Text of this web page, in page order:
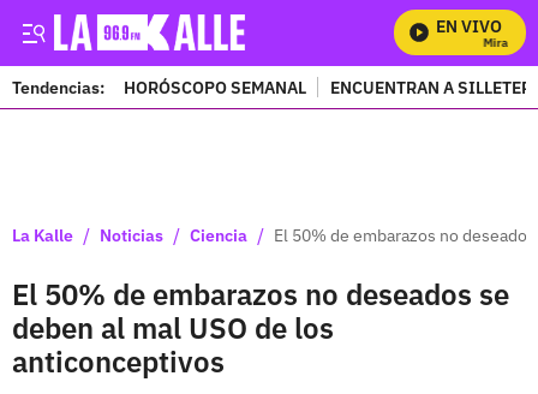
EN VIVO
Mira
Tendencias: HORÓSCOPO SEMANAL ENCUENTRAN A
La Kalle / Noticias / Ciencia / El 50% de embarazos no
El 50% de embarazos no deseados se
deben al mal USO de los
anticonceptivos